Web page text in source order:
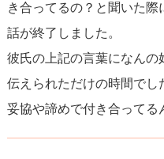
き合ってるの？と聞いた
話が終了しました。
彼氏の上記の言葉になんの
伝えられただけの時間でし
妥協や諦めで付き合ってる